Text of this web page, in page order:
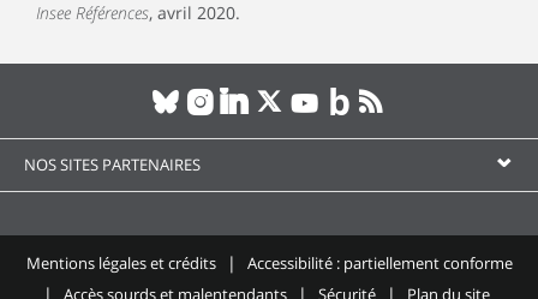
Insee Références, avril 2020.
NOS SITES PARTENAIRES
Mentions légales et crédits
Accessibilité : partiellement conforme